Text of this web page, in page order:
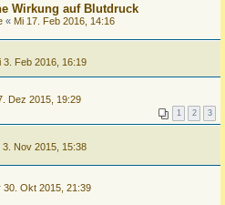
Wirkung auf Blutdruck
« Mi 17. Feb 2016, 14:16
3. Feb 2016, 16:19
Dez 2015, 19:29
1 2 3
3. Nov 2015, 15:38
30. Okt 2015, 21:39